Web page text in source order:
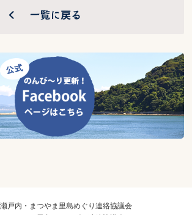
戸内・まつやま里島めぐり連絡協議会